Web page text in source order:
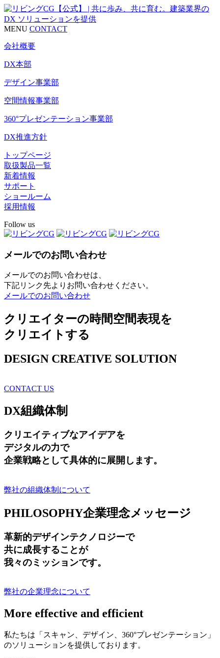
MENU CONTACT
会社概要
DX本部
デザイン事業部
空間情報事業部
360°プレゼンテーション事業部
DX推進方針
トップページ
取扱製品一覧
新着情報
サポート
ショールーム
採用情報
Follow us
メールでのお問い合わせ
メールでのお問い合わせは、
下記リンク先よりお問い合わせください。
メールでのお問い合わせ
クリエイターの時間空間表現を
クリエイトする
DESIGN CREATIVE SOLUTION
CONTACT US
DX組織体制
クリエイティブなアイデアを
デジタルの力で
企業戦略として具体的に展開します。
弊社の組織体制について
PHILOSOPHY企業理念メッセージ
革新的デザインテクノロジーで
共に成長することが
我々のミッションです。
弊社の企業理念について
More effective and efficient
私たちは「スキャン、デザイン、360°プレゼンテーション」
のソリューションを提供しております。